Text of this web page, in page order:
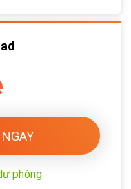
phòng